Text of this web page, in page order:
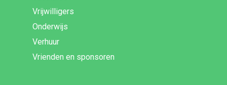
Vrijwilligers
Onderwijs
Verhuur
Vrienden en sponsoren